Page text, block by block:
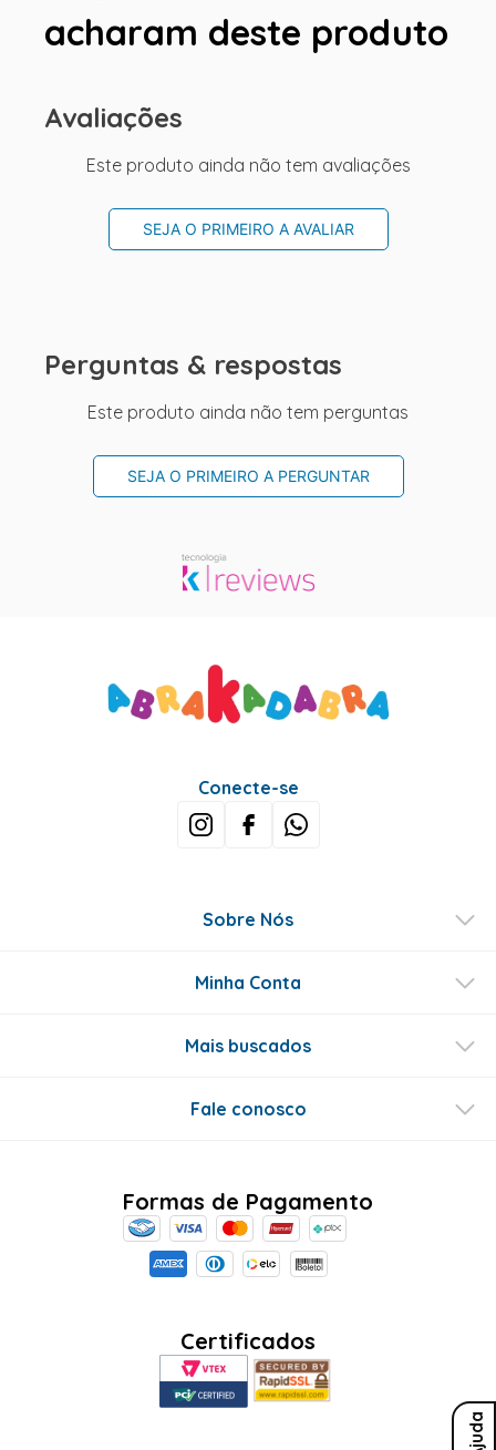
acharam deste produto
Avaliações
Este produto ainda não tem avaliações
SEJA O PRIMEIRO A AVALIAR
Perguntas & respostas
Este produto ainda não tem perguntas
SEJA O PRIMEIRO A PERGUNTAR
Ajuda
Conecte-se
Sobre Nós
Minha Conta
Mais buscados
Fale conosco
Formas de Pagamento
Certificados